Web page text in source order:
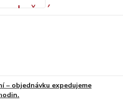
– objednávku expedujeme